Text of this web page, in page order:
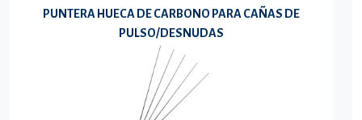
PUNTERA HUECA DE CARBONO PARA CAÑAS DE
PULSO/DESNUDAS